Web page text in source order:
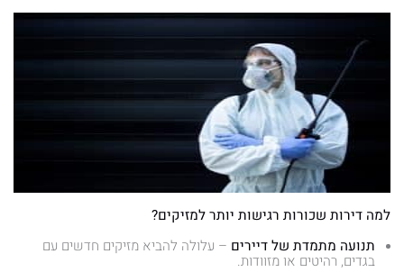
למה דירות שכורות רגישות יותר למזיקים?
תנועה מתמדת של דיירים – עלולה להביא מזיקים חדשים עם
בגדים, רהיטים או מזוודות.